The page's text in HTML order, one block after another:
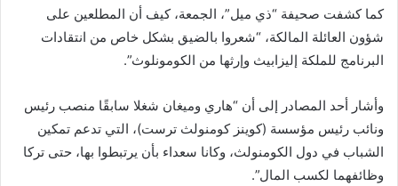
كما كشفت صحيفة “ذي ميل”، الجمعة، كيف أن المطلعين على
شؤون العائلة المالكة، “شعروا بالضيق بشكل خاص من انتقادات
البرنامج للملكة إليزابيث وإرثها من الكومونلوث”.
وأشار أحد المصادر إلى أن “هاري وميغان شغلا سابقًا منصب رئيس
ونائب رئيس مؤسسة (كوينز كومنولث ترست)، التي تدعم تمكين
الشباب في دول الكومنولث، وكانا سعداء بأن يرتبطوا بها، حتى تركا
وظائفهما لكسب المال”.